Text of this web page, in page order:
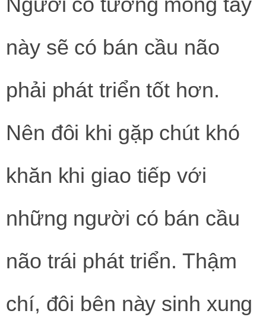
này sẽ có bán cầu não
phải phát triển tốt hơn.
Nên đôi khi gặp chút khó
khăn khi giao tiếp với
những người có bán cầu
não trái phát triển. Thậm
chí, đôi bên này sinh xung